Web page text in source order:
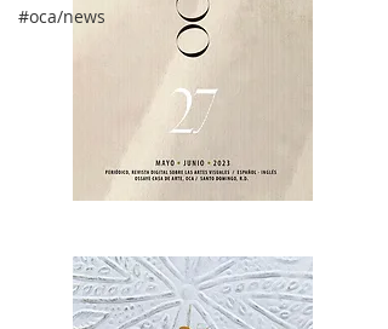
#oca/news